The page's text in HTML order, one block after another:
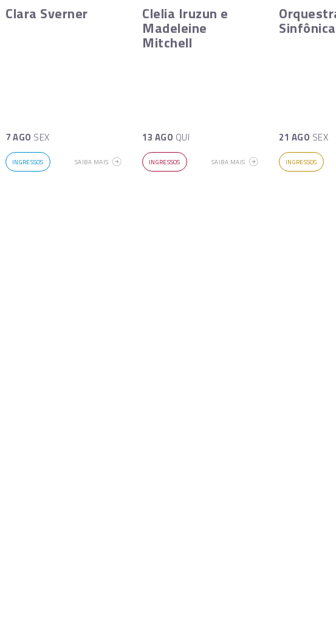
Clara Sverner
7 AGO SEX
INGRESSOS SAIBA MAIS
Clelia Iruzun e
Madeleine
Mitchell
13 AGO QUI
INGRESSOS SAIBA MAIS
21 AGO SEX
INGRESSOS